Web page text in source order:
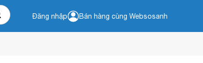
Đăng nhập Bán hàng cùng Websosanh